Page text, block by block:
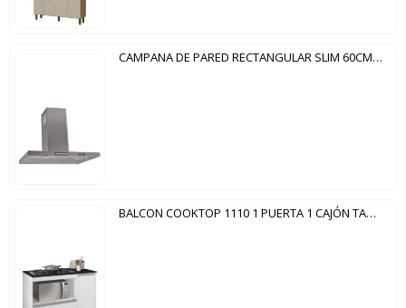
CAMPANA DE PARED RECTANGULAR SLIM 60CM FOGATTI INOX
BALCON COOKTOP 1110 1 PUERTA 1 CAJÓN TAMPO CORTADO NT3050 NOTAVEL BLANCO NEW | GRANITO